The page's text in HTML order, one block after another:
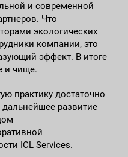
и современной
Что
экологических
компании, это
эффект. В итоге
и чище.
практику достаточно
развитие
ICL Services.